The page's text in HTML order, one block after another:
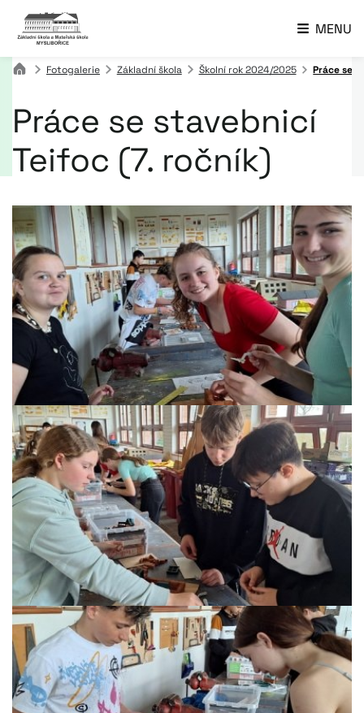
MENU
Fotogalerie Základní škola Školní rok 2024/2025 Práce se
Práce se stavebnicí
Teifoc (7. ročník)